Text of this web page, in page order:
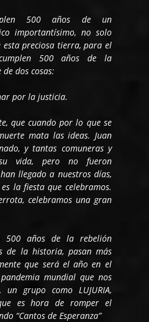
500 años de un
importantísimo, no solo
esta preciosa tierra, para el
500 años de la
dos cosas:
por la justicia.
que cuando por lo que se
mata las ideas. Juan
y tantas comuneras y
vida, pero no fueron
llegado a nuestros días,
la fiesta que celebramos.
celebramos una gran
500 años de la rebelión
de la historia, pasan más
que será el año en el
mundial que nos
grupo como LUJURIA,
es hora de romper el
“Cantos de Esperanza”